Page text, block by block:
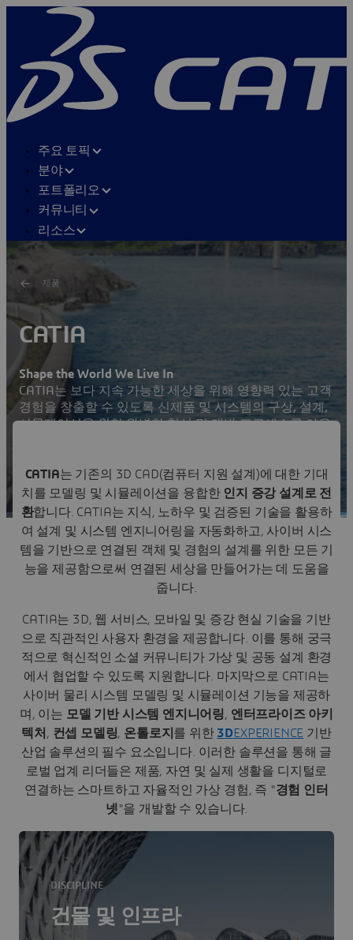
주요 토픽
분야
포트폴리오
커뮤니티
리소스
제품
CATIA
Shape the World We Live In
CATIA는 보다 지속 가능한 세상을 위해 영향력 있는 고객
경험을 창출할 수 있도록 신제품 및 시스템의 구상, 설계,
시뮬레이션을 위한 완벽한 혁신 및 개발 프로세스를 아우
CATIA 사용자 커뮤니티 방문
CATIA는 기존의 3D CAD(컴퓨터 지원 설계)에 대한 기대
치를 모델링 및 시뮬레이션을 융합한 인지 증강 설계로 전
환합니다. CATIA는 지식, 노하우 및 검증된 기술을 활용하
여 설계 및 시스템 엔지니어링을 자동화하고, 사이버 시스
템을 기반으로 연결된 객체 및 경험의 설계를 위한 모든 기
능을 제공함으로써 연결된 세상을 만들어가는 데 도움을
줍니다.
CATIA는 3D, 웹 서비스, 모바일 및 증강 현실 기술을 기반
으로 직관적인 사용자 환경을 제공합니다. 이를 통해 궁극
적으로 혁신적인 소셜 커뮤니티가 가상 및 공동 설계 환경
에서 협업할 수 있도록 지원합니다. 마지막으로 CATIA는
사이버 물리 시스템 모델링 및 시뮬레이션 기능을 제공하
며, 이는 모델 기반 시스템 엔지니어링 , 엔터프라이즈 아키
텍처 , 컨셉 모델링, 온톨로지 를 위한 3DEXPERIENCE 기반
산업 솔루션의 필수 요소입니다. 이러한 솔루션을 통해 글
로벌 업계 리더들은 제품, 자연 및 실제 생활을 디지털로
연결하는 스마트하고 자율적인 가상 경험, 즉 "경험 인터
넷"을 개발할 수 있습니다.
DISCIPLINE
건물 및 인프라